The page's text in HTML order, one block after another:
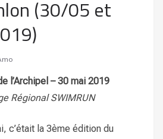
(30/05 et
l’Archipel – 30 mai 2019
Régional SWIMRUN
c’était la 3ème édition du